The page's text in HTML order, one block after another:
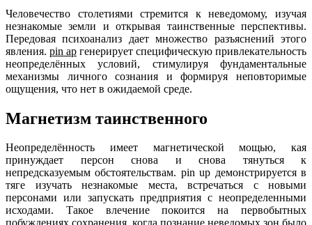
Человечество столетиями стремится к неведомому, изучая
незнакомые земли и открывая таинственные перспективы.
Передовая психоанализ дает множество разъяснений этого
явления. pin ap генерирует специфическую привлекательность
неопределённых условий, стимулируя фундаментальные
механизмы личного сознания и формируя неповторимые
ощущения, что нет в ожидаемой среде.
Магнетизм таинственного
Неопределённость имеет магнетической мощью, кая
принуждает персон снова и снова тянуться к
непредсказуемым обстоятельствам. pin up демонстрируется в
тяге изучать незнакомые места, встречаться с новыми
персонами или запускать предприятия с неопределенными
исходами. Такое влечение покоится на первобытных